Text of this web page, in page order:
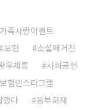
가족사랑이벤트
보험
소셜매거진
우체통
사회공헌
험인스타그램
했다
동부화재